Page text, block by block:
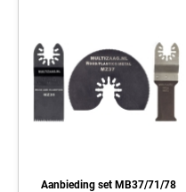
Aanbieding set MB37/71/78